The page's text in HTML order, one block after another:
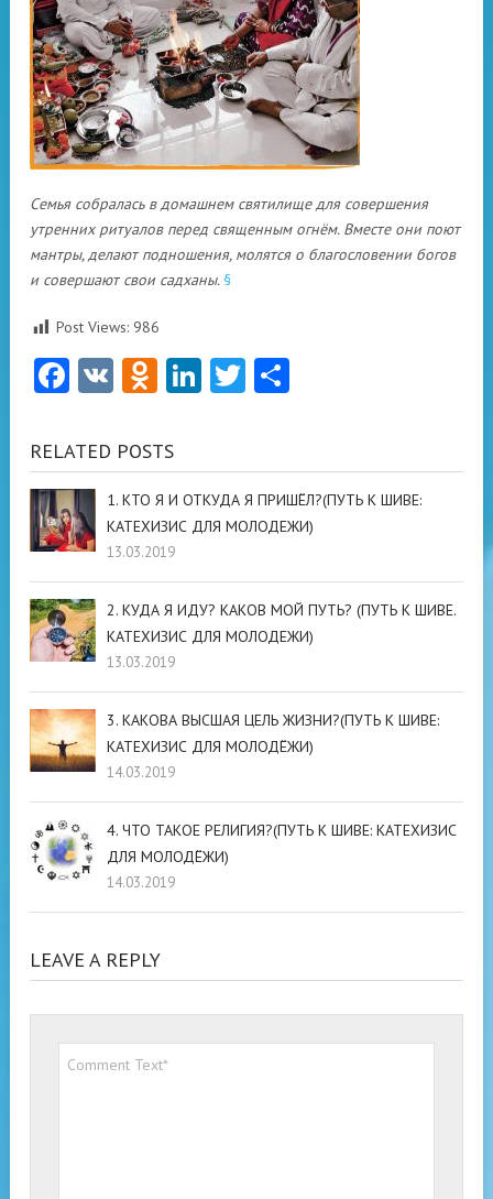
Семья собралась в домашнем святилище для совершения
утренних ритуалов перед священным огнём. Вместе они поют
мантры, делают подношения, молятся о благословении богов
и совершают свои садханы. §
Post Views: 986
Facebook
VK Odnoklassniki
LinkedIn
Twitter
RELATED POSTS
1. КТО Я И ОТКУДА Я ПРИШЁЛ?(ПУТЬ К ШИВЕ:
КАТЕХИЗИС ДЛЯ МОЛОДЕЖИ)
13.03.2019
2. КУДА Я ИДУ? КАКОВ МОЙ ПУТЬ? (ПУТЬ К ШИВЕ.
КАТЕХИЗИС ДЛЯ МОЛОДЕЖИ)
13.03.2019
3. КАКОВА ВЫСШАЯ ЦЕЛЬ ЖИЗНИ?(ПУТЬ К ШИВЕ:
КАТЕХИЗИС ДЛЯ МОЛОДЁЖИ)
14.03.2019
4. ЧТО ТАКОЕ РЕЛИГИЯ?(ПУТЬ К ШИВЕ: КАТЕХИЗИС
ДЛЯ МОЛОДЁЖИ)
14.03.2019
LEAVE A REPLY